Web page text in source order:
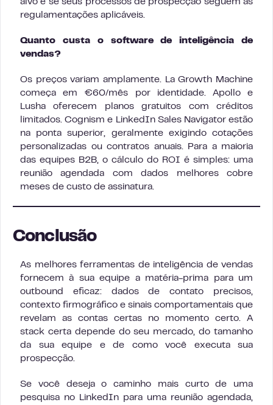
regulamentações aplicáveis.
Quanto custa o software de inteligência de
vendas?
Os preços variam amplamente. La Growth Machine
começa em €60/mês por identidade. Apollo e
Lusha oferecem planos gratuitos com créditos
limitados. Cognism e LinkedIn Sales Navigator estão
na ponta superior, geralmente exigindo cotações
personalizadas ou contratos anuais. Para a maioria
das equipes B2B, o cálculo do ROI é simples: uma
reunião agendada com dados melhores cobre
meses de custo de assinatura.
Conclusão
As melhores ferramentas de inteligência de vendas
fornecem à sua equipe a matéria-prima para um
outbound eficaz: dados de contato precisos,
contexto firmográfico e sinais comportamentais que
revelam as contas certas no momento certo. A
stack certa depende do seu mercado, do tamanho
da sua equipe e de como você executa sua
prospecção.
Se você deseja o caminho mais curto de uma
pesquisa no LinkedIn para uma reunião agendada,